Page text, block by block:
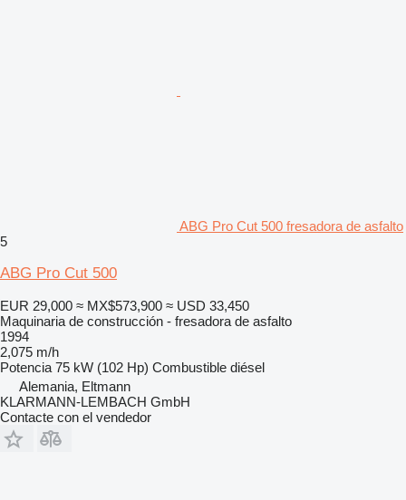
ABG Pro Cut 500 fresadora de asfalto
5
ABG Pro Cut 500
EUR 29,000 ≈ MX$573,900 ≈ USD 33,450
Maquinaria de construcción - fresadora de asfalto
1994
2,075 m/h
Potencia 75 kW (102 Hp) Combustible diésel
Alemania, Eltmann
KLARMANN-LEMBACH GmbH
Contacte con el vendedor